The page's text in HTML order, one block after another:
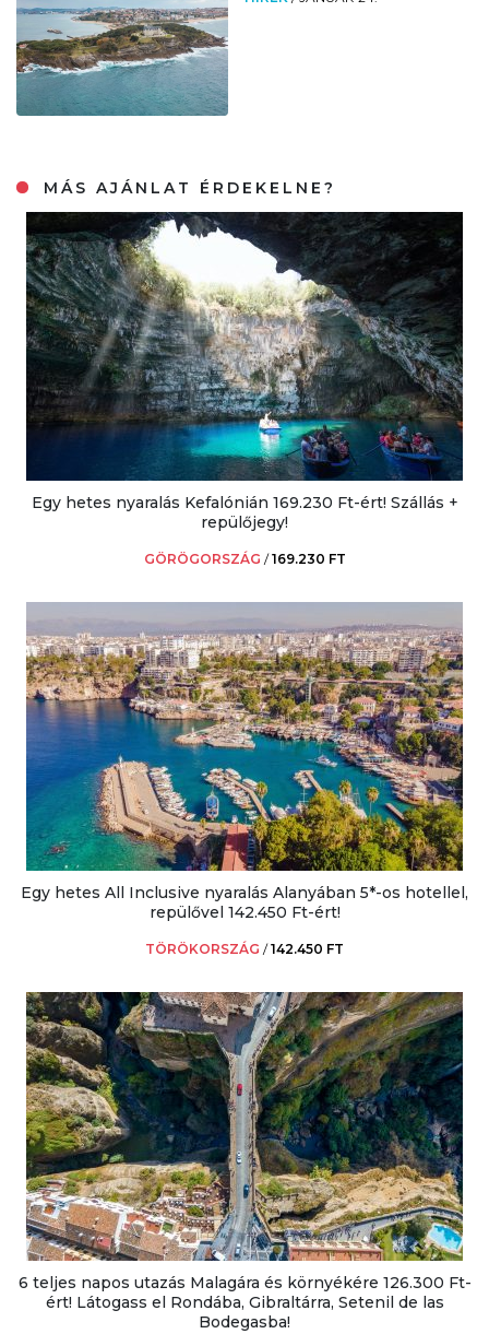
MÁS AJÁNLAT ÉRDEKELNE?
Egy hetes nyaralás Kefalónián 169.230 Ft-ért! Szállás +
repülőjegy!
GÖRÖGORSZÁG /169.230 FT
Egy hetes All Inclusive nyaralás Alanyában 5*-os hotellel,
repülővel 142.450 Ft-ért!
TÖRÖKORSZÁG /142.450 FT
6 teljes napos utazás Malagára és környékére 126.300 Ft-
ért! Látogass el Rondába, Gibraltárra, Setenil de las
Bodegasba!